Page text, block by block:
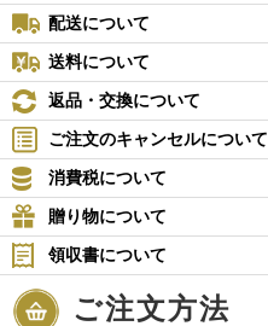
配送について
送料について
返品・交換について
ご注文のキャンセルについて
消費税について
贈り物について
領収書について
ご注文方法